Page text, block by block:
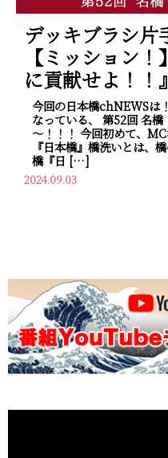
デッキブラシ片
【ミッション
に貢献せよ！！』
今回の日本橋chNEWSは
なっている、 第52回 名
～！！！ 今回初めて、
『日本橋』橋洗いとは、
橋『日 […]
2024.09.03